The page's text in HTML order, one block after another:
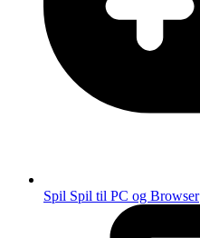
Spil Spil til PC og Browser